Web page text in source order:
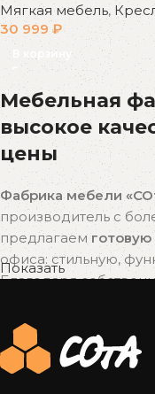
Мягкая мебель,
30 999 ₽
В корзину
Мебельная
высокое
цены
Фабрика мебели
производитель с
предлагаем
офиса: стильную,
Благодаря
качества
Почему
Показать